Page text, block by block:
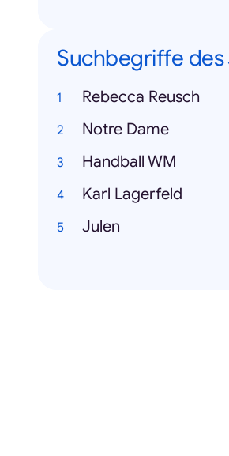
Suchbegriffe des
Rebecca Reusch
Notre Dame
Handball WM
Karl Lagerfeld
Julen